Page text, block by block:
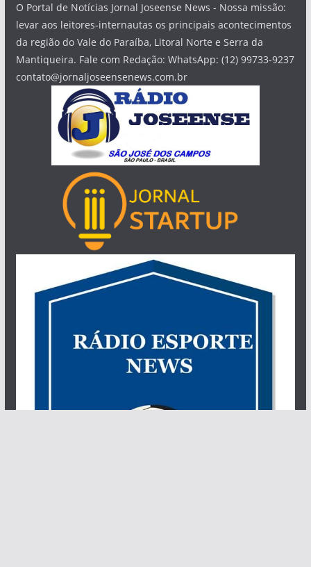
O Portal de Notícias Jornal Joseense News - Nossa missão:
levar aos leitores-internautas os principais acontecimentos
da região do Vale do Paraíba, Litoral Norte e Serra da
Mantiqueira. Fale com Redação: WhatsApp: (12) 99733-9237
contato@jornaljoseensenews.com.br